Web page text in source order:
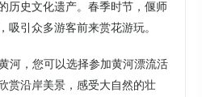
历史文化遗产。春季时节，偃师
引众多游客前来赏花游玩。
河，您可以选择参加黄河漂流活
赏沿岸美景，感受大自然的壮